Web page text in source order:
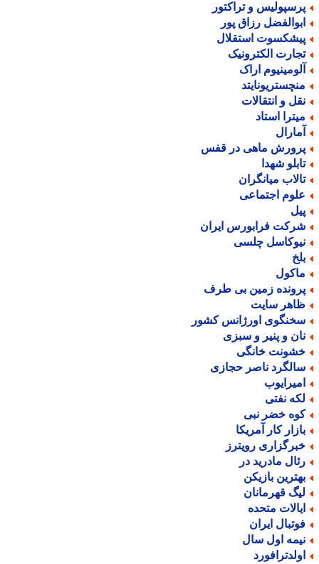
و تراکتور
رزاق پور
استقلال
الکترونیک
اراک
و انتقالات
استاد
ماهی در قفس
شهدا
میانگران
اجتماعی
فرابورس ایران
چلسی
زمین بی طرف
سایت
اورژانس کشور
و پنیر و سبزی
خانگی
ناصر حجازی
نفتی
خضر نبی
کار آمریکا
رویترز
مادرید در
بازیکن
قهرمانان
متحده
ایران
اول سال